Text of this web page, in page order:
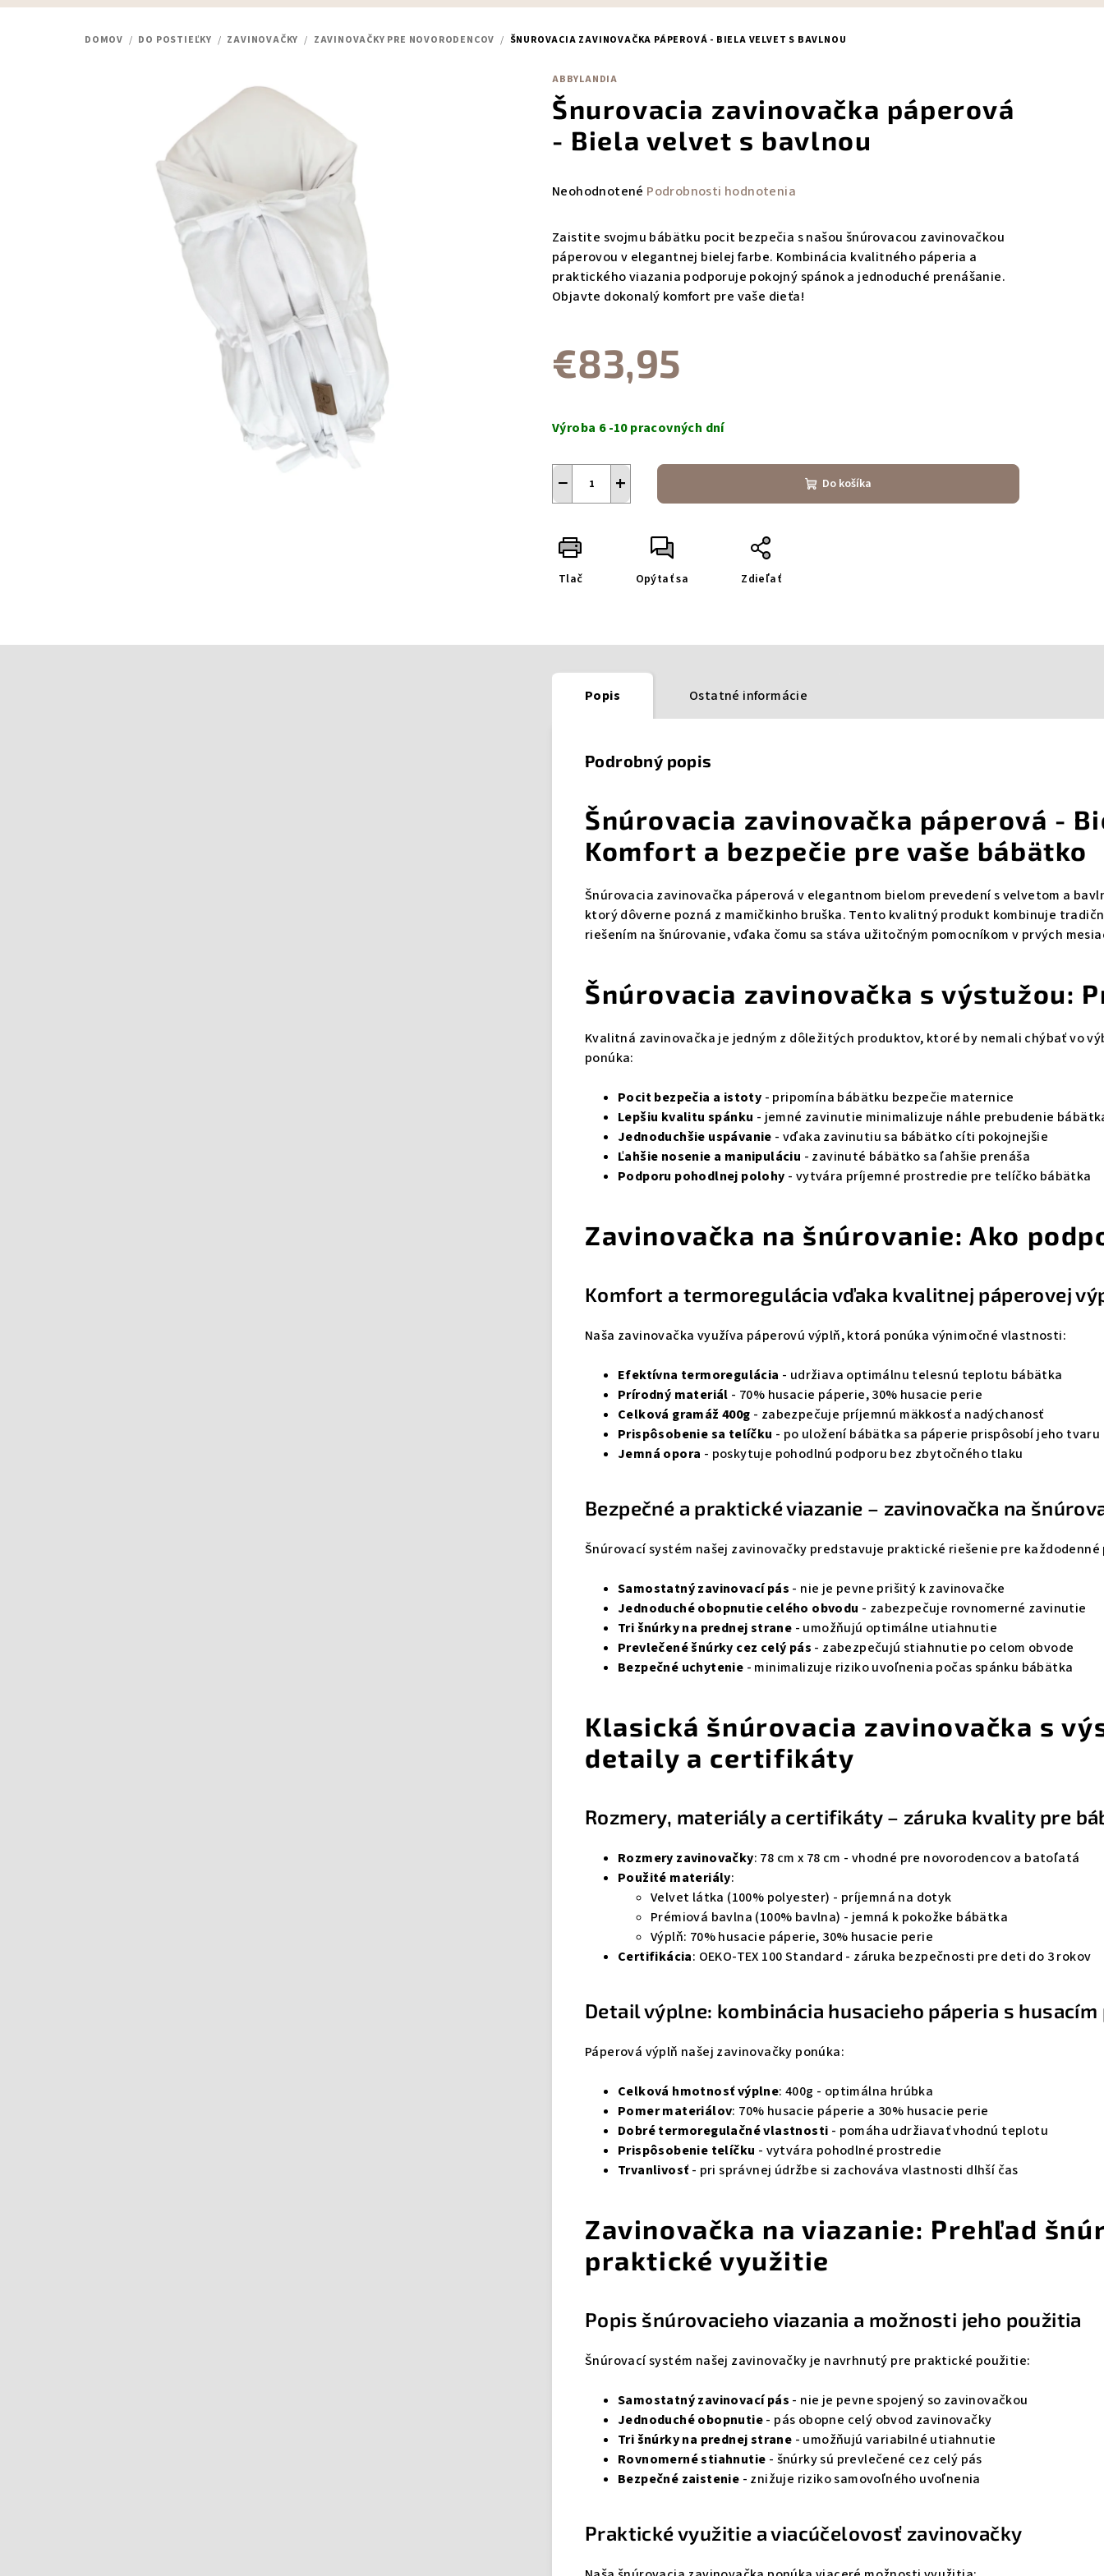
DOMOV / DO POSTIEĽKY / ZAVINOVAČKY / ZAVINOVAČKY PRE NOVORODENCOV / ŠNUROVACIA ZAVINOVAČKA PÁPEROVÁ - BIELA VELVET S BAVLNOU
ABBYLANDIA
Šnurovacia zavinovačka páperová
- Biela velvet s bavlnou
Priemerné
produktu
je
0,0
z
Neohodnotené Podrobnosti hodnotenia
Zaistite svojmu bábätku pocit bezpečia s našou šnúrovacou zavinovačkou
páperovou v elegantnej bielej farbe. Kombinácia kvalitného páperia a
praktického viazania podporuje pokojný spánok a jednoduché prenášanie.
Objavte dokonalý komfort pre vaše dieťa!
€83,95
cena:
Výroba 6 -10 pracovných dní
+
− Do košíka
Tlač Opýtať sa Zdieľať
Popis Ostatné informácie
Podrobný popis
Šnúrovacia zavinovačka páperová -
Komfort a bezpečie pre vaše bábätko
Šnúrovacia zavinovačka páperová v elegantnom bielom prevedení s velvetom a
ktorý dôverne pozná z mamičkinho bruška. Tento kvalitný produkt kombinuje
riešením na šnúrovanie, vďaka čomu sa stáva užitočným pomocníkom v prvých
Šnúrovacia zavinovačka s výstužou:
Kvalitná zavinovačka je jedným z dôležitých produktov, ktoré by nemali chýbať vo
ponúka:
Pocit bezpečia a istoty - pripomína bábätku bezpečie maternice
Lepšiu kvalitu spánku - jemné zavinutie minimalizuje náhle prebudenie
Jednoduchšie uspávanie - vďaka zavinutiu sa bábätko cíti pokojnejšie
Ľahšie nosenie a manipuláciu - zavinuté bábätko sa ľahšie prenáša
Podporu pohodlnej polohy - vytvára príjemné prostredie pre telíčko bábätka
Zavinovačka na šnúrovanie: Ako
Komfort a termoregulácia vďaka kvalitnej páperovej
Naša zavinovačka využíva páperovú výplň, ktorá ponúka výnimočné vlastnosti:
Efektívna termoregulácia - udržiava optimálnu telesnú teplotu bábätka
Prírodný materiál - 70% husacie páperie, 30% husacie perie
Celková gramáž 400g - zabezpečuje príjemnú mäkkosť a nadýchanosť
Prispôsobenie sa telíčku - po uložení bábätka sa páperie prispôsobí jeho tvaru
Jemná opora - poskytuje pohodlnú podporu bez zbytočného tlaku
Bezpečné a praktické viazanie – zavinovačka na
Šnúrovací systém našej zavinovačky predstavuje praktické riešenie pre
Samostatný zavinovací pás - nie je pevne prišitý k zavinovačke
Jednoduché obopnutie celého obvodu - zabezpečuje rovnomerné zavinutie
Tri šnúrky na prednej strane - umožňujú optimálne utiahnutie
Prevlečené šnúrky cez celý pás - zabezpečujú stiahnutie po celom obvode
Bezpečné uchytenie - minimalizuje riziko uvoľnenia počas spánku bábätka
Klasická šnúrovacia zavinovačka s
detaily a certifikáty
Rozmery, materiály a certifikáty – záruka kvality pre
Rozmery zavinovačky: 78 cm x 78 cm - vhodné pre novorodencov a batoľatá
Použité materiály:
Velvet látka (100% polyester) - príjemná na dotyk
Prémiová bavlna (100% bavlna) - jemná k pokožke bábätka
Výplň: 70% husacie páperie, 30% husacie perie
Certifikácia: OEKO-TEX 100 Standard - záruka bezpečnosti pre deti do 3 rokov
Detail výplne: kombinácia husacieho páperia s husacím
Páperová výplň našej zavinovačky ponúka:
Celková hmotnosť výplne: 400g - optimálna hrúbka
Pomer materiálov: 70% husacie páperie a 30% husacie perie
Dobré termoregulačné vlastnosti - pomáha udržiavať vhodnú teplotu
Prispôsobenie telíčku - vytvára pohodlné prostredie
Trvanlivosť - pri správnej údržbe si zachováva vlastnosti dlhší čas
Zavinovačka na viazanie: Prehľad
praktické využitie
Popis šnúrovacieho viazania a možnosti jeho použitia
Šnúrovací systém našej zavinovačky je navrhnutý pre praktické použitie:
Samostatný zavinovací pás - nie je pevne spojený so zavinovačkou
Jednoduché obopnutie- pás obopne celý obvod zavinovačky
Tri šnúrky na prednej strane - umožňujú variabilné utiahnutie
Rovnomerné stiahnutie - šnúrky sú prevlečené cez celý pás
Bezpečné zaistenie - znižuje riziko samovoľného uvoľnenia
Praktické využitie a viacúčelovosť zavinovačky